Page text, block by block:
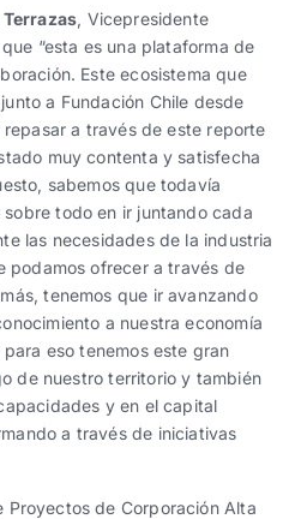
Terrazas, Vicepresidente
“esta es una plataforma de
Este ecosistema que
a Fundación Chile desde
a través de este reporte
muy contenta y satisfecha
sabemos que todavía
todo en ir juntando cada
las necesidades de la industria
podamos ofrecer a través de
tenemos que ir avanzando
a nuestra economía
eso tenemos este gran
de nuestro territorio y también
y en el capital
a través de iniciativas
Proyectos de Corporación Alta